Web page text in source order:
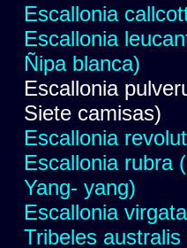
Escallonia
Escallonia
Ñipa blanca)
Escallonia
Siete camisas)
Escallonia
Escallonia rubra
Yang- yang)
Escallonia
Tribeles australis